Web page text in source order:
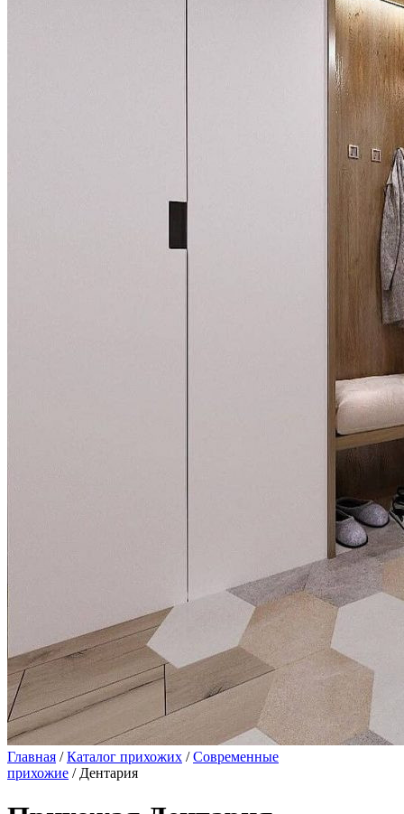
Главная /Каталог прихожих /Современные
прихожие / Дентария